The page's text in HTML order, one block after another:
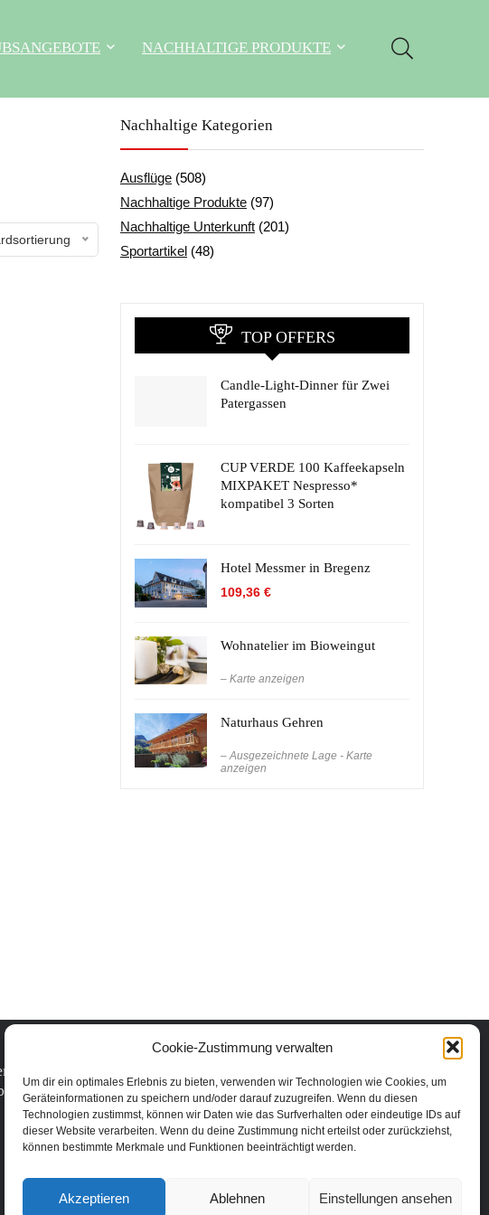
Cookie-Zustimmung verwalten
Um dir ein optimales Erlebnis zu bieten, verwenden wir Technologien wie Cookies, um
Geräteinformationen zu speichern und/oder darauf zuzugreifen. Wenn du diesen
Technologien zustimmst, können wir Daten wie das Surfverhalten oder eindeutige IDs auf
dieser Website verarbeiten. Wenn du deine Zustimmung nicht erteilst oder zurückziehst,
können bestimmte Merkmale und Funktionen beeinträchtigt werden.
Akzeptieren Ablehnen Einstellungen ansehen
NACHHALTIGE PRODUKTE
Nachhaltige Kategorien
Ausflüge (508)
Nachhaltige Produkte (97)
Nachhaltige Unterkunft (201)
Sportartikel (48)
TOP OFFERS
Candle-Light-Dinner für Zwei
Patergassen
CUP VERDE 100 Kaffeekapseln
MIXPAKET Nespresso*
kompatibel 3 Sorten
Hotel Messmer in Bregenz
109,36 €
Wohnatelier im Bioweingut
– Karte anzeigen
Naturhaus Gehren
– Ausgezeichnete Lage - Karte
anzeigen